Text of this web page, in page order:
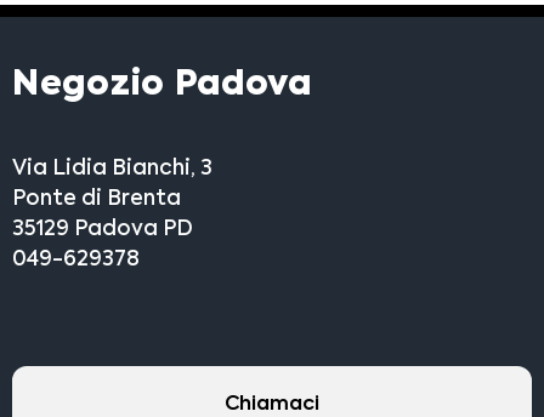
Negozio Padova
Via Lidia Bianchi, 3
Ponte di Brenta
35129 Padova PD
049-629378
Chiamaci